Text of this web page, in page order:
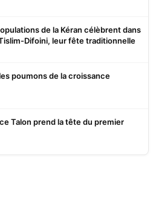
de la Kéran célèbrent dans
Difoini, leur fête traditionnelle
poumons de la croissance
Talon prend la tête du premier